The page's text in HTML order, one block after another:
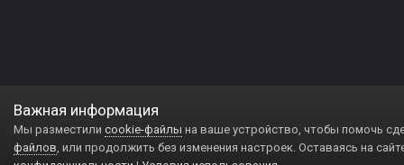
Важная информация
Мы разместили cookie-файлы на ваше устройство, чтобы помочь
файлов, или продолжить без изменения настроек. Оставаясь на